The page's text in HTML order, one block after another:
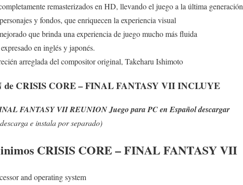
remasterizados en HD, llevando el juego a la última
y fondos, que enriquecen la experiencia visual
que brinda una experiencia de juego mucho más fluida
en inglés y japonés.
arreglada del compositor original, Takeharu Ishimoto
de CRISIS CORE – FINAL FANTASY VII INCLUYE
FANTASY VII REUNION Juego para PC en Español descargar
e instala por separado)
CRISIS CORE – FINAL FANTASY VII
and operating system